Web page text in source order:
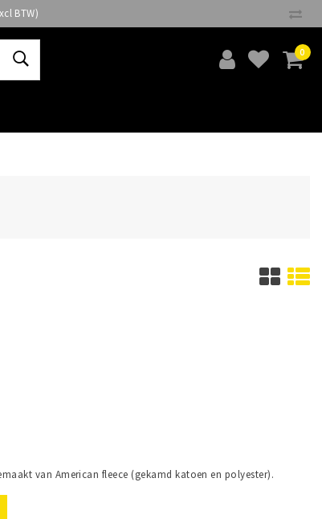
BTW)
0
van American fleece (gekamd katoen en polyester).